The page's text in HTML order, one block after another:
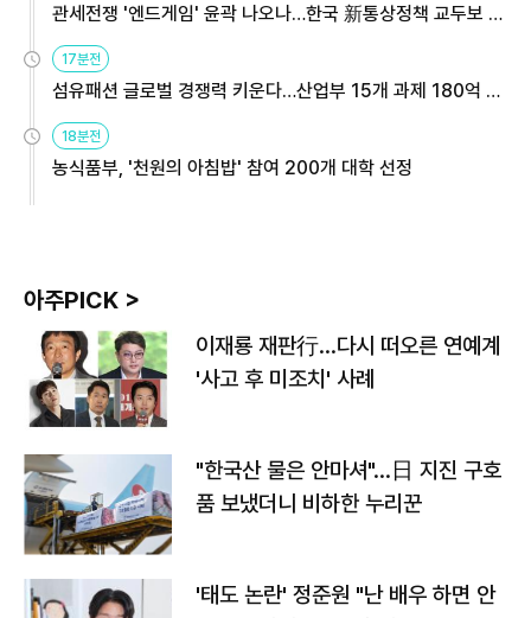
관세전쟁 '엔드게임' 윤곽 나오나…한국 新통상정책 교두보 활
용해야
17분전
섬유패션 글로벌 경쟁력 키운다…산업부 15개 과제 180억 지
원
18분전
농식품부, '천원의 아침밥' 참여 200개 대학 선정
아주PICK >
이재룡 재판行…다시 떠오른 연예계
'사고 후 미조치' 사례
"한국산 물은 안마셔"…日 지진 구호
품 보냈더니 비하한 누리꾼
'태도 논란' 정준원 "난 배우 하면 안